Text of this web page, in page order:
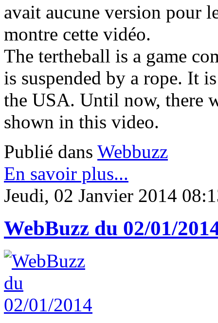
avait aucune version pour
montre cette vidéo.
The tertheball is a game
is suspended by a rope. It
the USA. Until now, there
shown in this video.
Publié dans Webbuzz
En savoir plus...
Jeudi, 02 Janvier 2014
WebBuzz du 02/01/